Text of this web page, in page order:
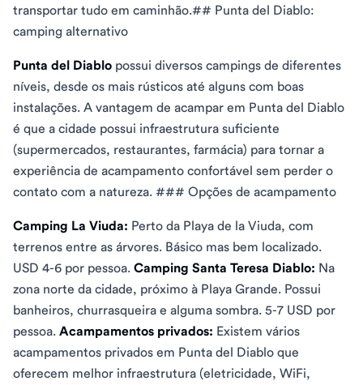
transportar tudo em caminhão.## Punta del Diablo:
camping alternativo
Punta del Diablo possui diversos campings de diferentes
níveis, desde os mais rústicos até alguns com boas
instalações. A vantagem de acampar em Punta del Diablo
é que a cidade possui infraestrutura suficiente
(supermercados, restaurantes, farmácia) para tornar a
experiência de acampamento confortável sem perder o
contato com a natureza. ### Opções de acampamento
Camping La Viuda: Perto da Playa de la Viuda, com
terrenos entre as árvores. Básico mas bem localizado.
USD 4-6 por pessoa. Camping Santa Teresa Diablo: Na
zona norte da cidade, próximo à Playa Grande. Possui
banheiros, churrasqueira e alguma sombra. 5-7 USD por
pessoa. Acampamentos privados: Existem vários
acampamentos privados em Punta del Diablo que
oferecem melhor infraestrutura (eletricidade, WiFi,